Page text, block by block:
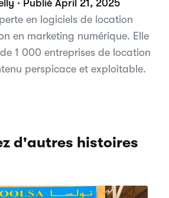
· Publié April 21, 2025
en logiciels de location
en marketing numérique. Elle
1 000 entreprises de location
perspicace et exploitable.
d'autres histoires